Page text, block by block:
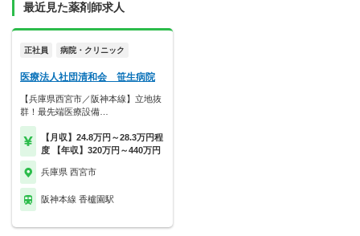
最近見た薬剤師求人
正社員 病院・クリニック
医療法人社団清和会 笹生病院
【兵庫県西宮市／阪神本線】立地抜
群！最先端医療設備…
【月収】24.8万円～28.3万円程
度 【年収】320万円～440万円
兵庫県 西宮市
阪神本線 香櫨園駅